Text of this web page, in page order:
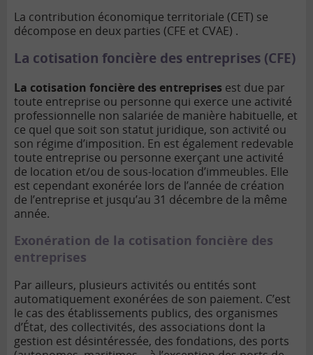
La contribution économique territoriale (CET) se
décompose en deux parties (CFE et CVAE) .
La cotisation foncière des entreprises (CFE)
La cotisation foncière des entreprises est due par
toute entreprise ou personne qui exerce une activité
professionnelle non salariée de manière habituelle, et
ce quel que soit son statut juridique, son activité ou
son régime d’imposition. En est également redevable
toute entreprise ou personne exerçant une activité
de location et/ou de sous-location d’immeubles. Elle
est cependant exonérée lors de l’année de création
de l’entreprise et jusqu’au 31 décembre de la même
année.
Exonération de la cotisation foncière des
entreprises
Par ailleurs, plusieurs activités ou entités sont
automatiquement exonérées de son paiement. C’est
le cas des établissements publics, des organismes
d’État, des collectivités, des associations dont la
gestion est désintéressée, des fondations, des ports